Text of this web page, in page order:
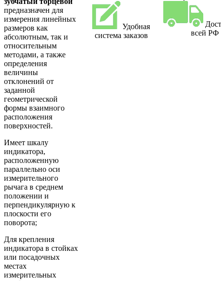
предназначен для
измерения линейных
размеров как
абсолютным, так и
относительным
методами, а также
определения
величины
отклонений от
заданной
геометрической
формы взаимного
расположения
поверхностей.
Имеет шкалу
индикатора,
расположенную
параллельно оси
измерительного
рычага в среднем
положении и
перпендикулярную к
плоскости его
поворота;
Для крепления
индикатора в стойках
или посадочных
местах
измерительных
Удобная
система заказов
всей РФ